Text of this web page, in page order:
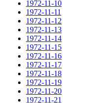
1972-11-10
1972-11-11
1972-11-12
1972-11-13
1972-11-14
1972-11-15
1972-11-16
1972-11-17
1972-11-18
1972-11-19
1972-11-20
1972-11-21